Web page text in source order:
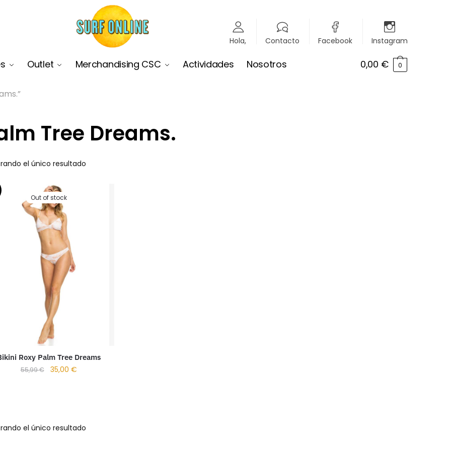
Hola, Contacto Facebook Instagram
Outlet Merchandising CSC Actividades Nosotros 0,00 € 0
Tree Dreams.
el único resultado
Out of stock
Roxy Palm Tree Dreams
55,99€ 35,00 €
el único resultado